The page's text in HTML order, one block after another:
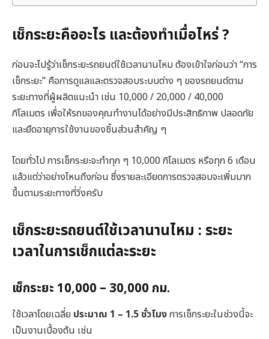
เช็กระยะคืออะไร และต้องทำเมื่อไหร่ ?
ก่อนจะไปรู้ว่าเช็กระยะรถยนต์ใช้เวลานานไหม ต้องเข้าใจก่อนว่า “การ
เช็กระยะ” คือการดูแลและตรวจสอบระบบต่าง ๆ ของรถยนต์ตาม
ระยะทางที่ผู้ผลิตแนะนำ เช่น 10,000 / 20,000 / 40,000
กิโลเมตร เพื่อให้รถของคุณทำงานได้อย่างมีประสิทธิภาพ ปลอดภัย
และยืดอายุการใช้งานของชิ้นส่วนสำคัญ ๆ
โดยทั่วไป การเช็กระยะจะทำทุก ๆ 10,000 กิโลเมตร หรือทุก 6 เดือน
แล้วแต่ว่าอย่างไหนถึงก่อน ซึ่งรายละเอียดการตรวจสอบจะเพิ่มมาก
ขึ้นตามระยะทางที่วิ่งครับ
เช็กระยะรถยนต์ใช้เวลานานไหม : ระยะ
เวลาในการเช็กแต่ละระยะ
เช็กระยะ 10,000 – 30,000 กม.
ใช้เวลาโดยเฉลี่ย ประมาณ 1 – 1.5 ชั่วโมงการเช็กระยะในช่วงนี้จะ
เป็นงานเบื้องต้น เช่น